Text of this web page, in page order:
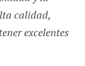
calidad,
excelentes